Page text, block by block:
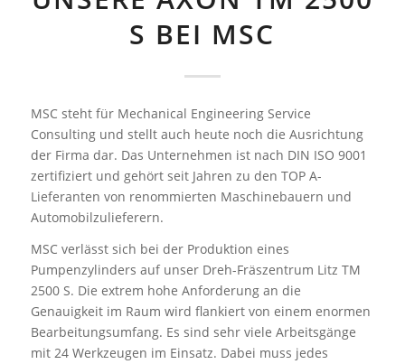
S BEI MSC
MSC steht für Mechanical Engineering Service
Consulting und stellt auch heute noch die Ausrichtung
der Firma dar. Das Unternehmen ist nach DIN ISO 9001
zertifiziert und gehört seit Jahren zu den TOP A-
Lieferanten von renommierten Maschinebauern und
Automobilzulieferern.
MSC verlässt sich bei der Produktion eines
Pumpenzylinders auf unser Dreh-Fräszentrum Litz TM
2500 S. Die extrem hohe Anforderung an die
Genauigkeit im Raum wird flankiert von einem enormen
Bearbeitungsumfang. Es sind sehr viele Arbeitsgänge
mit 24 Werkzeugen im Einsatz. Dabei muss jedes